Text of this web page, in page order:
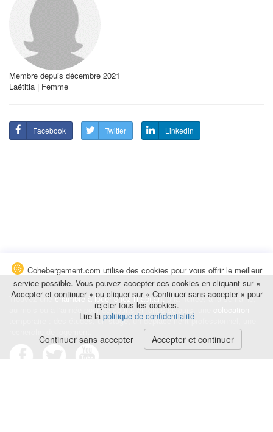
Membre depuis décembre 2021
Laëtitia | Femme
Facebook Twitter Linkedin
Trouvez unechambre à louer chez l'habitantà la nuitée, à la semaine,
au mois ou à l'année pour de courts et longs séjours, une
temporaire : des études, un stage, un déplacement professionnel, une
Cohebergement.com utilise des cookies pour vous offrir le meilleur
service possible. Vous pouvez accepter ces cookies en cliquant sur «
Accepter et continuer » ou cliquer sur « Continuer sans accepter » pour
rejeter tous les cookies.
Lire la politique de confidentialité
Continuer sans accepter Accepter et continuer